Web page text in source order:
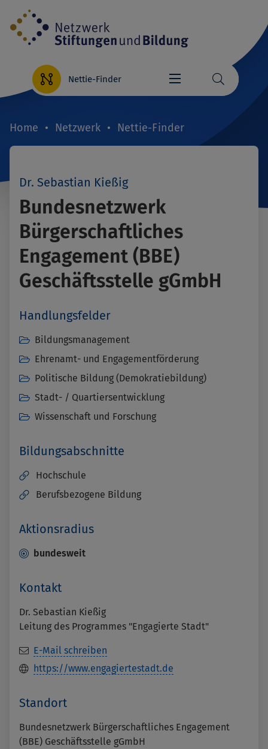
Direkt
zum
Inhalt
Nettie-Finder
Home Netzwerk Nettie-Finder
Dr. Sebastian Kießig
Bundesnetzwerk
Bürgerschaftliches
Engagement (BBE)
Geschäftsstelle gGmbH
Handlungsfelder
Bildungsmanagement
Ehrenamt- und Engagementförderung
Politische Bildung (Demokratiebildung)
Stadt- / Quartiersentwicklung
Wissenschaft und Forschung
Bildungsabschnitte
Hochschule
Berufsbezogene Bildung
Aktionsradius
bundesweit
Kontakt
Dr. Sebastian Kießig
Leitung des Programmes "Engagierte Stadt"
E-Mail schreiben
https://www.engagiertestadt.de
Standort
Bundesnetzwerk Bürgerschaftliches Engagement
(BBE) Geschäftsstelle gGmbH